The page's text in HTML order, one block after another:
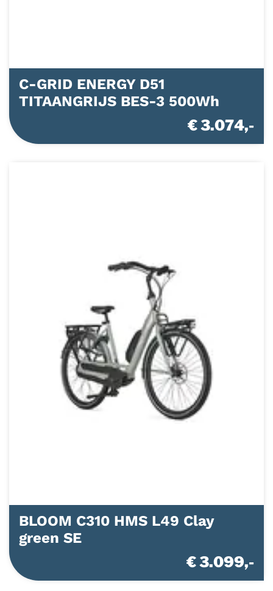
C-GRID ENERGY D51
TITAANGRIJS BES-3 500Wh
€ 3.074,-
BLOOM C310 HMS L49 Clay
green SE
€ 3.099,-